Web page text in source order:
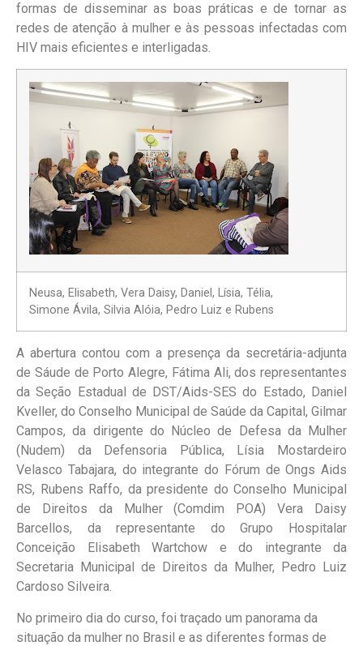
formas de disseminar as boas práticas e de tornar as
redes de atenção à mulher e às pessoas infectadas com
HIV mais eficientes e interligadas.
Neusa, Elisabeth, Vera Daisy, Daniel, Lísia, Télia,
Simone Ávila, Silvia Alóia, Pedro Luiz e Rubens
A abertura contou com a presença da secretária-adjunta
de Sáude de Porto Alegre, Fátima Ali, dos representantes
da Seção Estadual de DST/Aids-SES do Estado, Daniel
Kveller, do Conselho Municipal de Saúde da Capital, Gilmar
Campos, da dirigente do Núcleo de Defesa da Mulher
(Nudem) da Defensoria Pública, Lísia Mostardeiro
Velasco Tabajara, do integrante do Fórum de Ongs Aids
RS, Rubens Raffo, da presidente do Conselho Municipal
de Direitos da Mulher (Comdim POA) Vera Daisy
Barcellos, da representante do Grupo Hospitalar
Conceição Elisabeth Wartchow e do integrante da
Secretaria Municipal de Direitos da Mulher, Pedro Luiz
Cardoso Silveira.
No primeiro dia do curso, foi traçado um panorama da
situação da mulher no Brasil e as diferentes formas de